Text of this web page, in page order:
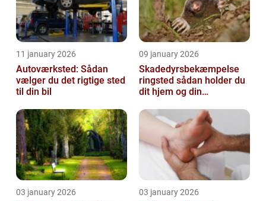
11 january 2026
Autoværksted: Sådan
vælger du det rigtige sted
til din bil
09 january 2026
Skadedyrsbekæmpelse
ringsted sådan holder du
dit hjem og din
gæster
03 january 2026 03 january 2026